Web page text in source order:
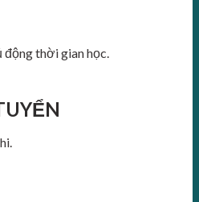
động thời gian học.